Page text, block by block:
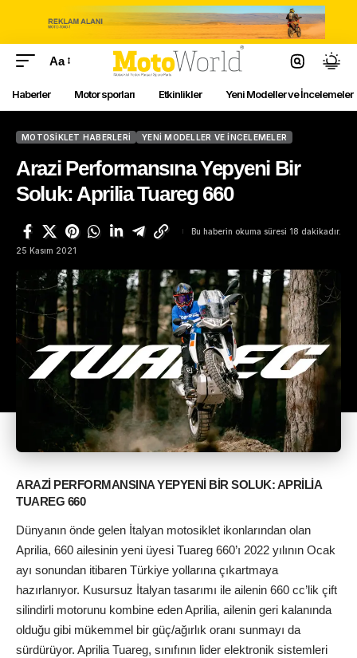
Aa
Haberler Motor sporları Etkinlikler Yeni Modeller ve İncelemeler
MOTOSIKLET HABERLERI YENI MODELLER VE İNCELEMELER
Arazi Performansına Yepyeni Bir
Soluk: Aprilia Tuareg 660
25 Kasım 2021
Bu haberin okuma süresi 18 dakikadır.
ARAZİ PERFORMANSINA YEPYENİ BİR SOLUK: APRİLİA
TUAREG 660
Dünyanın önde gelen İtalyan motosiklet ikonlarından olan
Aprilia, 660 ailesinin yeni üyesi Tuareg 660’ı 2022 yılının Ocak
ayı sonundan itibaren Türkiye yollarına çıkartmaya
hazırlanıyor. Kusursuz İtalyan tasarımı ile ailenin 660 cc’lik çift
silindirli motorunu kombine eden Aprilia, ailenin geri kalanında
olduğu gibi mükemmel bir güç/ağırlık oranı sunmayı da
sürdürüyor. Aprilia Tuareg, sınıfının lider elektronik sistemleri